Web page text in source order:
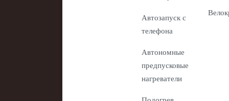
Автозапуск с
телефона
Автономные
предпусковые
нагреватели